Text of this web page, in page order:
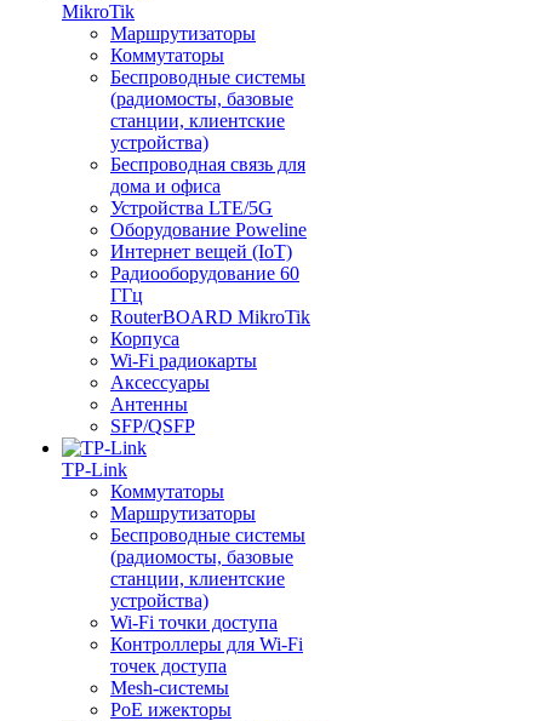
MikroTik
Маршрутизаторы
Коммутаторы
Беспроводные системы
(радиомосты, базовые
станции, клиентские
устройства)
Беспроводная связь для
дома и офиса
Устройства LTE/5G
Оборудование Poweline
Интернет вещей (IoT)
Радиооборудование 60
ГГц
RouterBOARD MikroTik
Корпуса
Wi-Fi радиокарты
Аксессуары
Антенны
SFP/QSFP
TP-Link
Коммутаторы
Маршрутизаторы
Беспроводные системы
(радиомосты, базовые
станции, клиентские
устройства)
Wi-Fi точки доступа
Контроллеры для Wi-Fi
точек доступа
Mesh-системы
PoE ижекторы